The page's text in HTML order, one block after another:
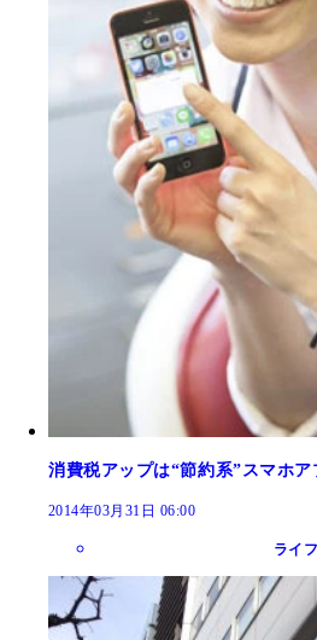
消費税アップは“節約系”スマホア
2014年03月31日 06:00
ライ